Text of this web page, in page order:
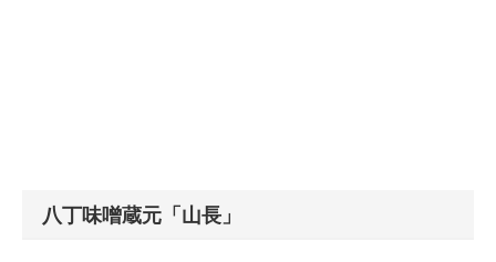
八丁味噌蔵元「山長」